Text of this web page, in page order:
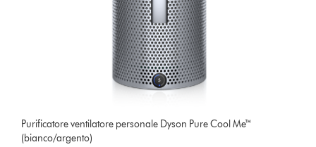
Purificatore ventilatore personale Dyson Pure Cool Me™
(bianco/argento)